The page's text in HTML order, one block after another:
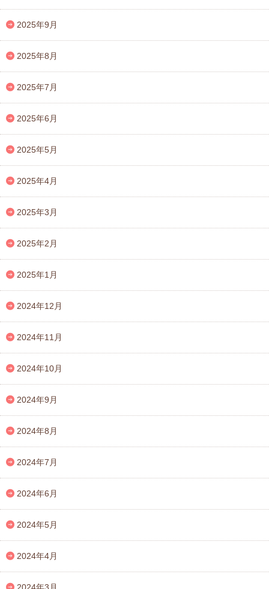
2025年9月
2025年8月
2025年7月
2025年6月
2025年5月
2025年4月
2025年3月
2025年2月
2025年1月
2024年12月
2024年11月
2024年10月
2024年9月
2024年8月
2024年7月
2024年6月
2024年5月
2024年4月
2024年3月